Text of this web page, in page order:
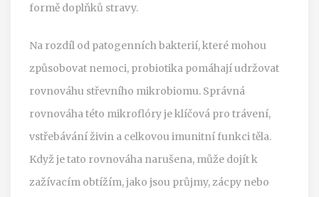
formě doplňků stravy.
Na rozdíl od patogenních bakterií, které mohou
způsobovat nemoci, probiotika pomáhají udržovat
rovnováhu střevního mikrobiomu. Správná
rovnováha této mikroflóry je klíčová pro trávení,
vstřebávání živin a celkovou imunitní funkci těla.
Když je tato rovnováha narušena, může dojít k
zažívacím obtížím, jako jsou průjmy, zácpy nebo